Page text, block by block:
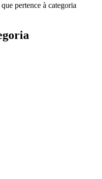
pertence à categoria